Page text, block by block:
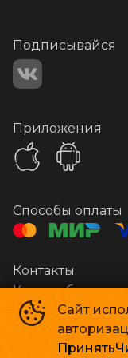
Сайт
Принять
Подписывайся
Приложения
Способы оплаты
Контакты
Касса и